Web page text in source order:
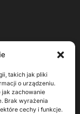
takich jak pliki
o urządzeniu.
jak zachowanie
Brak wyrażenia
cechy i funkcje.